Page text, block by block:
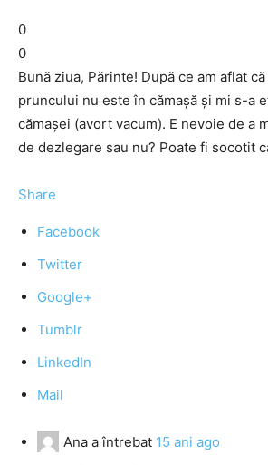
0
0
Bună ziua, Părinte! După ce am aflat
pruncului nu este în cămașă și mi s-a
cămașei (avort vacum). E nevoie de a
de dezlegare sau nu? Poate fi socotit
Share
Facebook
Twitter
Google+
Tumblr
LinkedIn
Mail
Ana a întrebat 15 ani ago